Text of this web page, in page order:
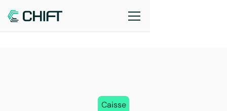
Caisse